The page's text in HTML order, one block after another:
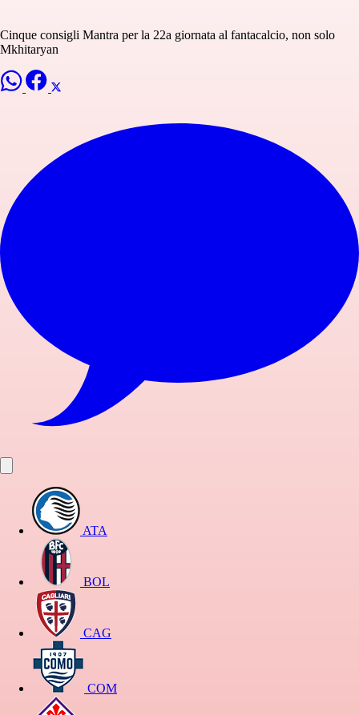
Cinque consigli Mantra per la 22a giornata al fantacalcio, non solo
Mkhitaryan
ATA
BOL
CAG
COM